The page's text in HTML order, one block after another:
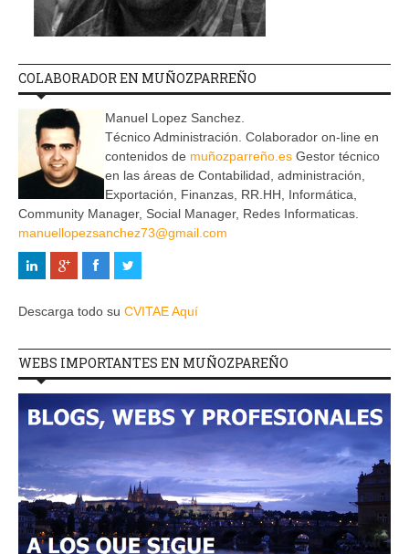
COLABORADOR EN MUÑOZPARREÑO
Manuel Lopez Sanchez.
Técnico Administración. Colaborador on-line en
contenidos de muñozparreño.es Gestor técnico
en las áreas de Contabilidad, administración,
Exportación, Finanzas, RR.HH, Informática,
Community Manager, Social Manager, Redes Informaticas.
manuellopezsanchez73@gmail.com
Descarga todo su CVITAE Aquí
WEBS IMPORTANTES EN MUÑOZPAREÑO